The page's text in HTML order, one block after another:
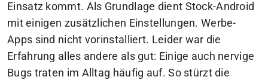
Einsatz kommt. Als Grundlage dient Stock-Android
mit einigen zusätzlichen Einstellungen. Werbe-
Apps sind nicht vorinstalliert. Leider war die
Erfahrung alles andere als gut: Einige auch nervige
Bugs traten im Alltag häufig auf. So stürzt die